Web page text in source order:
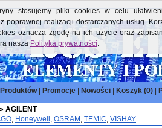
| Promocje Nowości Koszyk (0)
» AGILENT
, Honeywell , OSRAM , TEMIC, VISHAY
stosujemy pliki cookies w celu
poprawnej realizacji dostarczanych usług.
oznacza zgodę na ich użycie oraz
nasza Polityka prywatności.